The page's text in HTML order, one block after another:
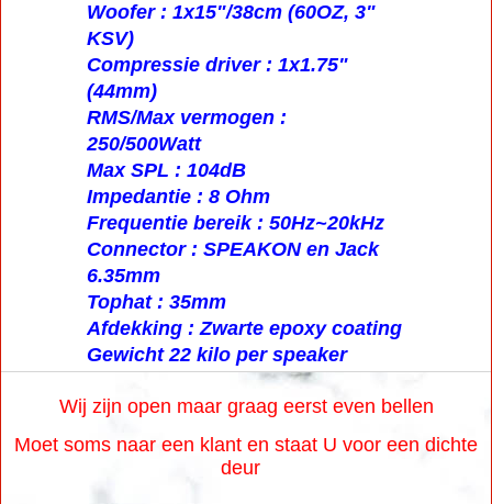
Woofer : 1x15"/38cm (60OZ, 3"
KSV)
Compressie driver : 1x1.75"
(44mm)
RMS/Max vermogen :
250/500Watt
Max SPL : 104dB
Impedantie : 8 Ohm
Frequentie bereik : 50Hz~20kHz
Connector : SPEAKON en Jack
6.35mm
Tophat : 35mm
Afdekking : Zwarte epoxy coating
Gewicht 22 kilo per speaker
Wij zijn open maar graag eerst even bellen
Moet soms naar een klant en staat U voor een dichte
deur